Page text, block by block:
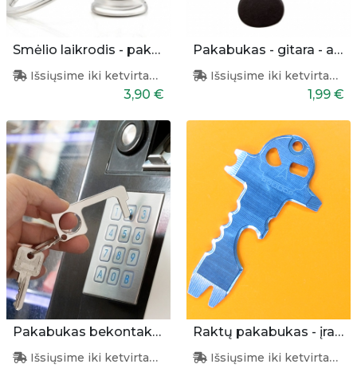
Smėlio laikrodis - pakabukas
Išsiųsime iki ketvirtadienio
3,90 €
Pakabukas - gitara - atidarytuvas
Išsiųsime iki ketvirtadienio
1,99 €
Pakabukas bekontakčiam prisilietimui
Išsiųsime iki ketvirtadienio
Raktų pakabukas - įrankis
Išsiųsime iki ketvirtadienio